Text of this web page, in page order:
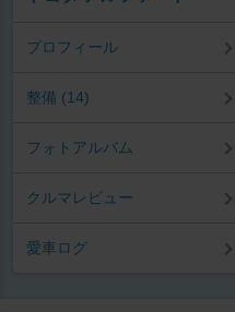
プロフィール
整備 (14)
フォトアルバム
クルマレビュー
愛車ログ